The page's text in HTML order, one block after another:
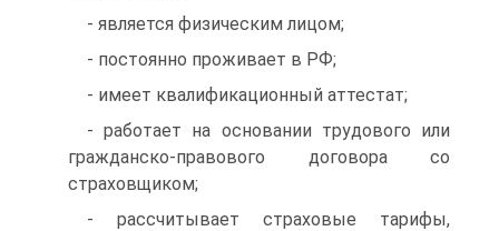
- является физическим лицом;
- постоянно проживает в РФ;
- имеет квалификационный аттестат;
- работает на основании трудового или
гражданско-правового договора со
страховщиком;
- рассчитывает страховые тарифы,